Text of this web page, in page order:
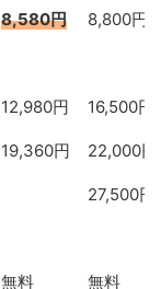
8,580円 8,800円
12,980円 16,500円
19,360円 22,000円
27,500円
無料 無料